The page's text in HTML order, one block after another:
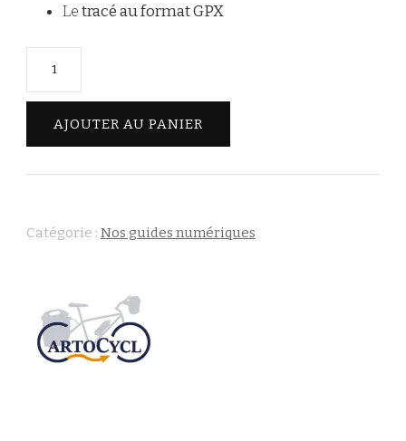
Letracé au format GPX
AJOUTER AU PANIER
Catégorie : Nos guides numériques